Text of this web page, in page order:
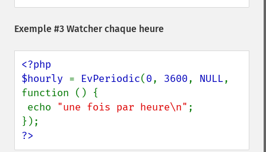
Exemple #3 Watcher chaque heure
<?php
$hourly = EvPeriodic(0, 3600, NULL,
function () {
echo "une fois par heure\n" ;
?>